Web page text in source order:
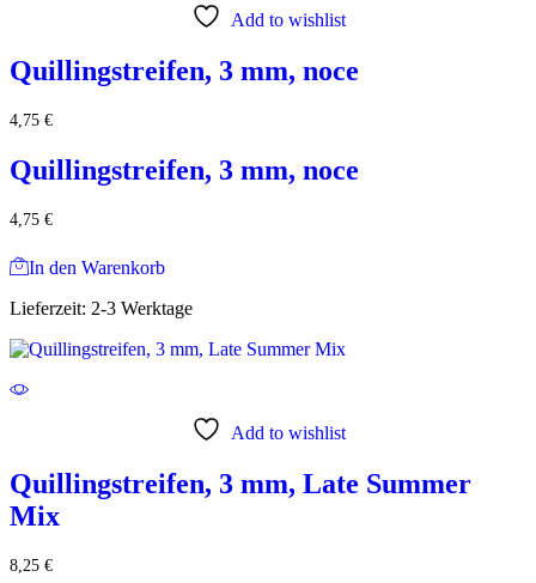
Add to wishlist
Quillingstreifen, 3 mm, noce
4,75 €
Quillingstreifen, 3 mm, noce
4,75 €
In den Warenkorb
Lieferzeit: 2-3 Werktage
Add to wishlist
Quillingstreifen, 3 mm, Late Summer
Mix
8,25 €